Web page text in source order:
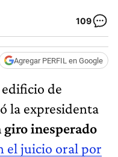
109
Agregar PERFIL en Google
de
la expresidenta
giro inesperado
el juicio oral por